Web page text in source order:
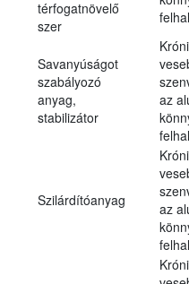
térfogatnövelő
szer
Savanyúságot
szabályozó
anyag,
stabilizátor
az
Szilárdítóanyag
az